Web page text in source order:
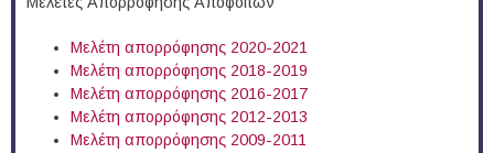
Μελέτη απορρόφησης 2020-2021
Μελέτη απορρόφησης 2018-2019
Μελέτη απορρόφησης 2016-2017
Μελέτη απορρόφησης 2012-2013
Μελέτη απορρόφησης 2009-2011